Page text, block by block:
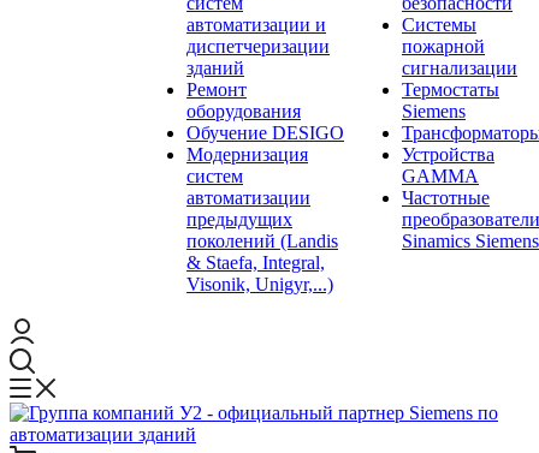
автоматизации и
диспетчеризации
зданий
Ремонт
оборудования
Обучение DESIGO
Модернизация
систем
автоматизации
предыдущих
поколений (Landis
& Staefa, Integral,
Visonik, Unigyr,...)
Системы
пожарной
сигнализации
Термостаты
Siemens
Устройства
GAMMA
Частотные
преобразователи
Sinamics Siemens